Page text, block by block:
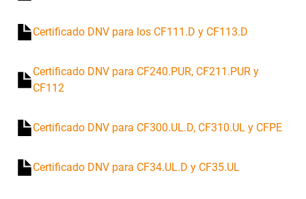
Certificado DNV para los CF111.D y CF113.D
Certificado DNV para CF240.PUR, CF211.PUR y
CF112
Certificado DNV para CF300.UL.D, CF310.UL y CFPE
Certificado DNV para CF34.UL.D y CF35.UL